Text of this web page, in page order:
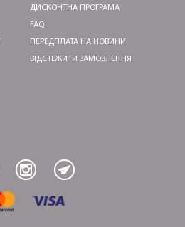
ДИСКОНТНА ПРОГРАМА
FAQ
ПЕРЕДПЛАТА НА НОВИНИ
ВІДСТЕЖИТИ ЗАМОВЛЕННЯ